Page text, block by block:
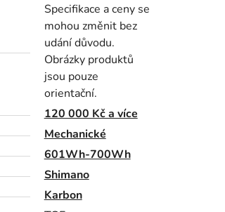
Specifikace a ceny se
mohou změnit bez
udání důvodu.
Obrázky produktů
jsou pouze
orientační.
120 000 Kč a více
Mechanické
601Wh-700Wh
Shimano
Karbon